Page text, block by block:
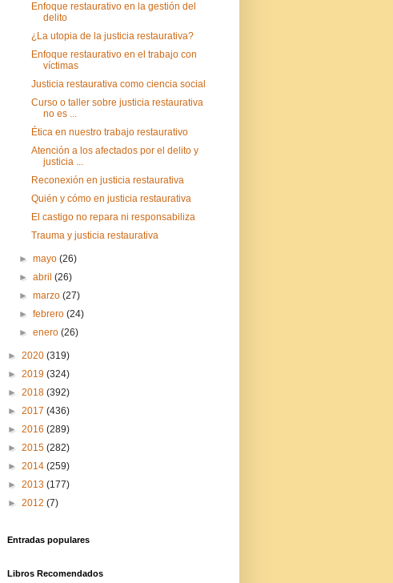
Enfoque restaurativo en la gestión del
delito
¿La utopia de la justicia restaurativa?
Enfoque restaurativo en el trabajo con
víctimas
Justicia restaurativa como ciencia social
Curso o taller sobre justicia restaurativa
no es ...
Ética en nuestro trabajo restaurativo
Atención a los afectados por el delito y
justicia ...
Reconexión en justicia restaurativa
Quién y cómo en justicia restaurativa
El castigo no repara ni responsabiliza
Trauma y justicia restaurativa
►mayo(26)
►abril(26)
►marzo(27)
►febrero(24)
►enero(26)
► 2020 (319)
► 2019 (324)
► 2018 (392)
► 2017 (436)
► 2016 (289)
► 2015 (282)
► 2014 (259)
► 2013 (177)
► 2012 (7)
Entradas populares
Libros Recomendados